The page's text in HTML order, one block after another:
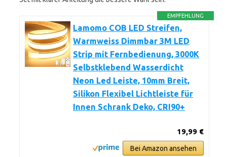
EMPFEHLUNG
Lamomo COB LED Streifen,
Warmweiss Dimmbar 3M LED
Strip mit Fernbedienung, 3000K
Selbstklebend Wasserdicht
Neon Led Leiste, 10mm Breit,
Silikon Flexibel Lichtleiste für
Innen Schrank Deko, CRI90+
19,99 €
Bei Amazon ansehen